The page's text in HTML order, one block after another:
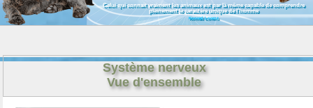
Celui qui connait vraiment les animaux est par là même capable de comprendre
pleinement le caractère unique de l'homme
Konrad Lorenz
Système nerveux
Vue d'ensemble